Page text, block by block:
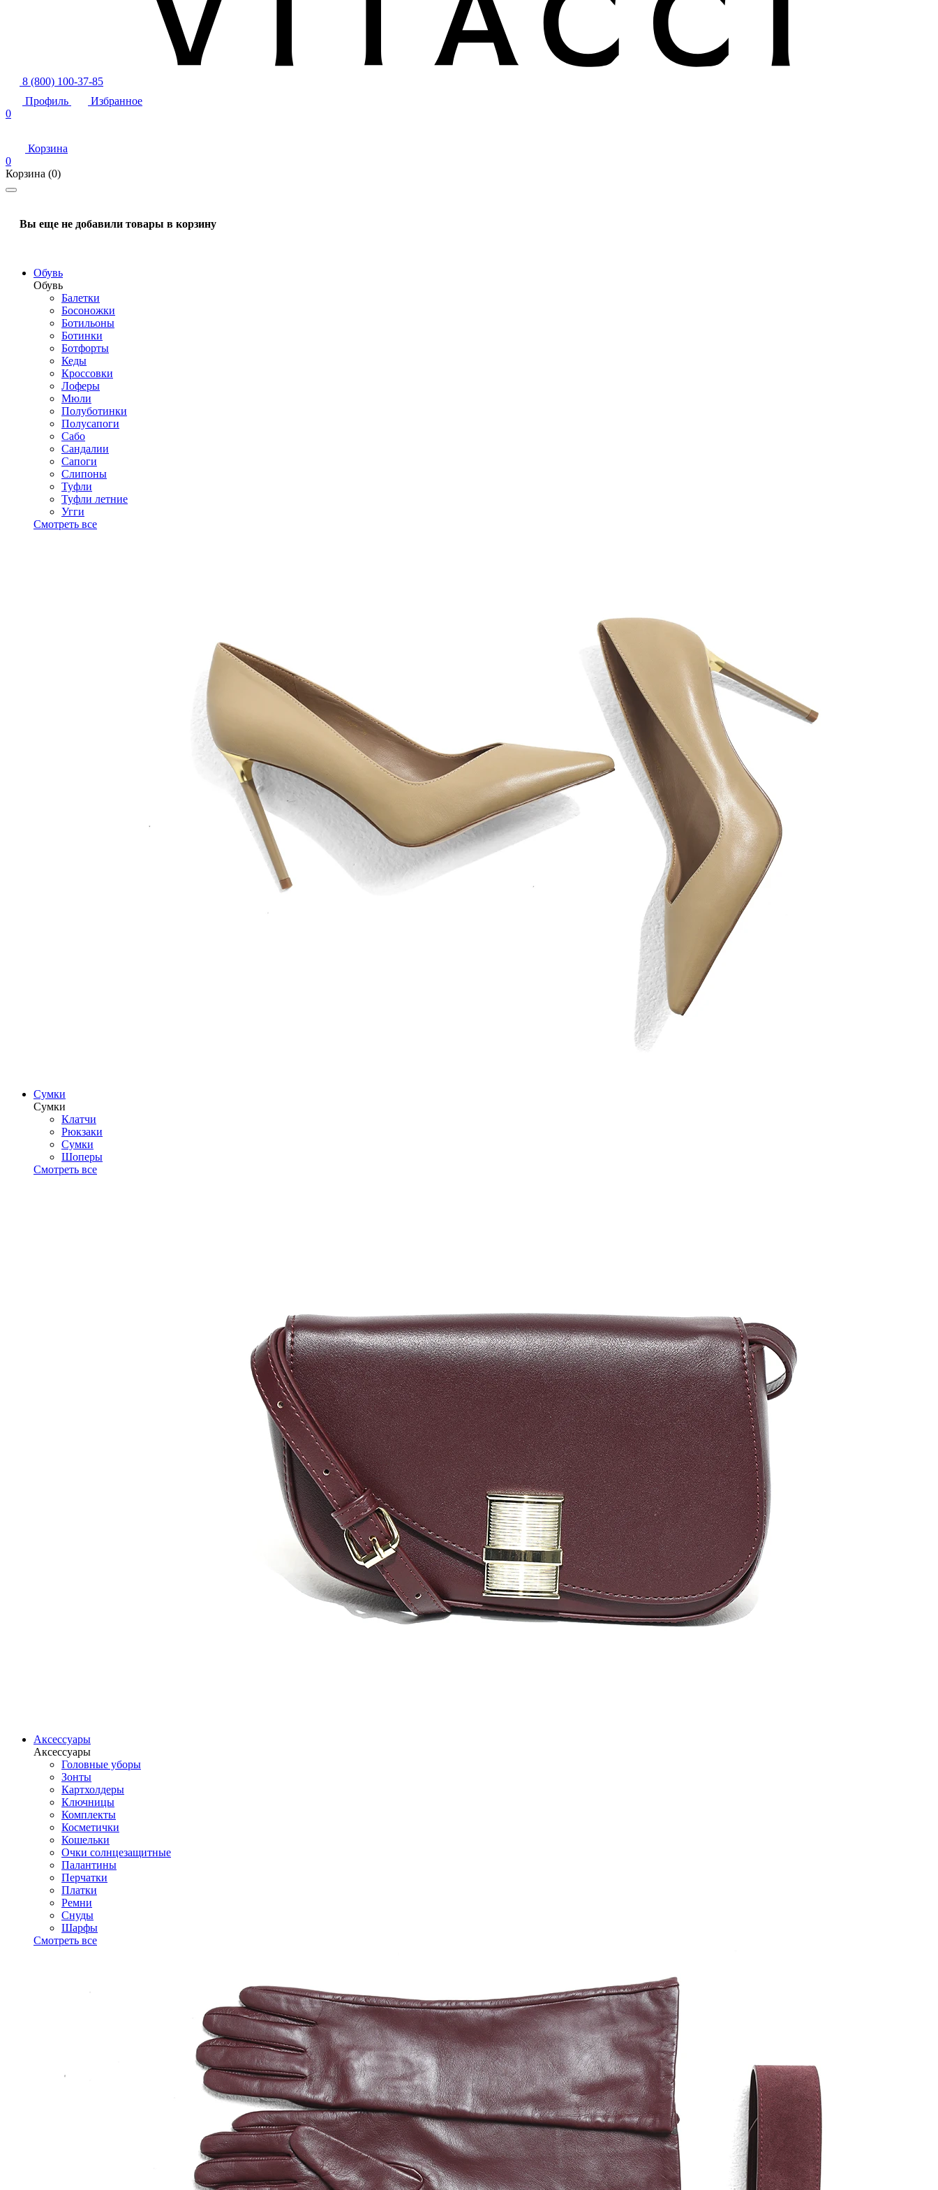
8 (800) 100-37-85
Профиль
Избранное
0
Корзина
0
Корзина (0)
Вы еще не добавили товары в корзину
Обувь
Обувь
Балетки
Босоножки
Ботильоны
Ботинки
Ботфорты
Кеды
Кроссовки
Лоферы
Мюли
Полуботинки
Полусапоги
Сабо
Сандалии
Сапоги
Слипоны
Туфли
Туфли летние
Угги
Смотреть все
Сумки
Сумки
Клатчи
Рюкзаки
Сумки
Шоперы
Смотреть все
Аксессуары
Аксессуары
Головные уборы
Зонты
Картхолдеры
Ключницы
Комплекты
Косметички
Кошельки
Очки солнцезащитные
Палантины
Перчатки
Платки
Ремни
Снуды
Шарфы
Смотреть все